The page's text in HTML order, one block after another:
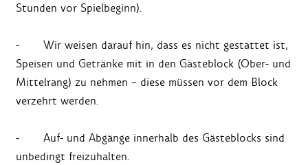
Stunden vor Spielbeginn).
- Wir weisen darauf hin, dass es nicht gestattet ist,
Speisen und Getränke mit in den Gästeblock (Ober- und
Mittelrang) zu nehmen – diese müssen vor dem Block
verzehrt werden.
- Auf- und Abgänge innerhalb des Gästeblocks sind
unbedingt freizuhalten.